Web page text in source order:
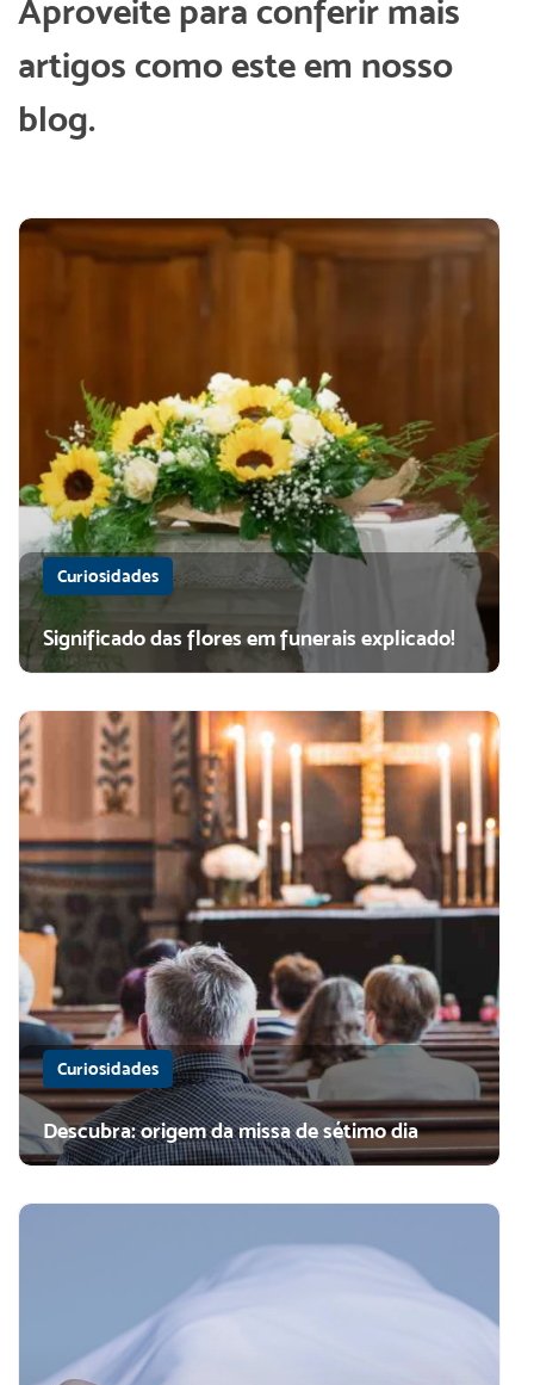
Aproveite para conferir mais
artigos como este em nosso
blog.
Curiosidades
Significado das flores em funerais explicado!
Curiosidades
Descubra: origem da missa de sétimo dia